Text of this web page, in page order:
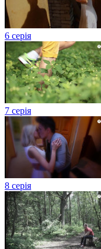
6 серія
7 серія
8 серія